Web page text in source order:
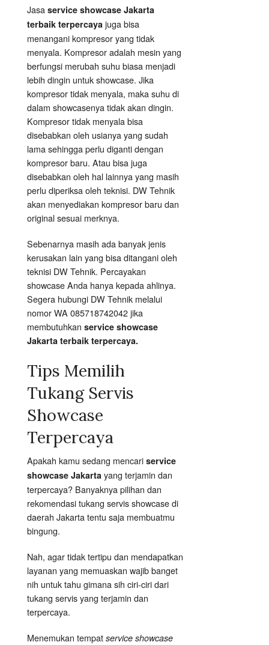
Jasa service showcase Jakarta
terbaik terpercaya juga bisa
menangani kompresor yang tidak
menyala. Kompresor adalah mesin yang
berfungsi merubah suhu biasa menjadi
lebih dingin untuk showcase. Jika
kompresor tidak menyala, maka suhu di
dalam showcasenya tidak akan dingin.
Kompresor tidak menyala bisa
disebabkan oleh usianya yang sudah
lama sehingga perlu diganti dengan
kompresor baru. Atau bisa juga
disebabkan oleh hal lainnya yang masih
perlu diperiksa oleh teknisi. DW Tehnik
akan menyediakan kompresor baru dan
original sesuai merknya.
Sebenarnya masih ada banyak jenis
kerusakan lain yang bisa ditangani oleh
teknisi DW Tehnik. Percayakan
showcase Anda hanya kepada ahlinya.
Segera hubungi DW Tehnik melalui
nomor WA 085718742042 jika
membutuhkan service showcase
Jakarta terbaik terpercaya.
Tips Memilih
Tukang Servis
Showcase
Terpercaya
Apakah kamu sedang mencari service
showcase Jakarta yang terjamin dan
terpercaya? Banyaknya pilihan dan
rekomendasi tukang servis showcase di
daerah Jakarta tentu saja membuatmu
bingung.
Nah, agar tidak tertipu dan mendapatkan
layanan yang memuaskan wajib banget
nih untuk tahu gimana sih ciri-ciri dari
tukang servis yang terjamin dan
terpercaya.
Menemukan tempat service showcase